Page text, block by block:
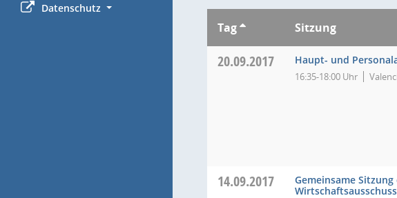
Datenschutz
Tag Sitzung
20.09.2017 Haupt- und
16:35-18:00 Uhr
14.09.2017
Gemeinsame